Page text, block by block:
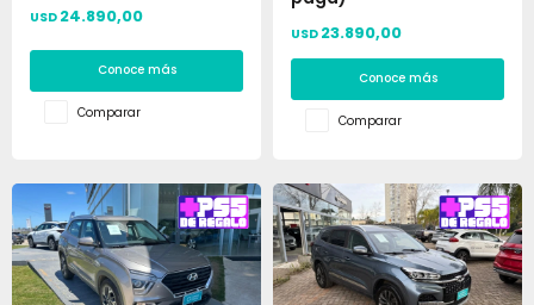
USD 24.890,00
Conoce más
Comparar
USD 23.890,00
Conoce más
Comparar